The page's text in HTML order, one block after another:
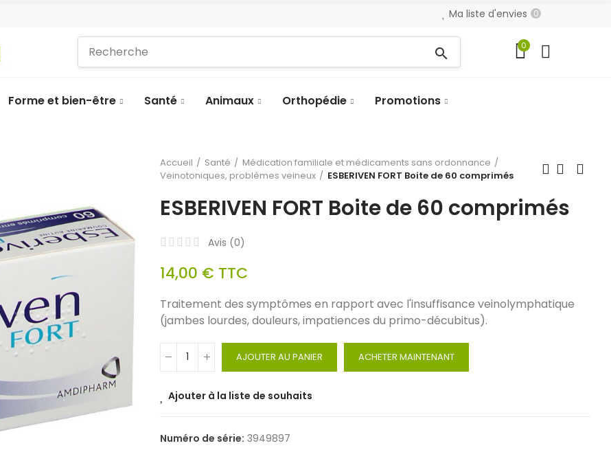
Ma liste d'envies 0
search 0
Forme et bien-être Santé Animaux Orthopédie Promotions
Accueil Santé
Médication familiale et médicaments sans ordonnance
Veinotoniques, problèmes veineux
ESBERIVEN FORT Boite de 60 comprimés
ESBERIVEN FORT Boite de 60 comprimés
Avis (0)
14,00 € TTC
Traitement des symptômes en rapport avec l'insuffisance veinolymphatique
(jambes lourdes, douleurs, impatiences du primo-décubitus).
AJOUTER AU PANIER ACHETER MAINTENANT
Ajouter à la liste de souhaits
Numéro de série: 3949897